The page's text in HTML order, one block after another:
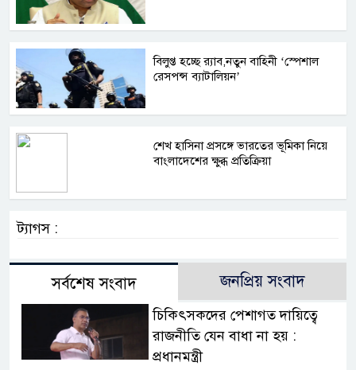
বিলুপ্ত হচ্ছে র‍্যাব,নতুন বাহিনী ‘স্পেশাল
রেসপন্স ব্যাটালিয়ন’
শেখ হাসিনা প্রসঙ্গে ভারতের ভূমিকা নিয়ে
বাংলাদেশের ক্ষুব্ধ প্রতিক্রিয়া
ট্যাগস :
সর্বশেষ সংবাদ জনপ্রিয় সংবাদ
চিকিৎসকদের পেশাগত দায়িত্বে
রাজনীতি যেন বাধা না হয় :
প্রধানমন্ত্রী